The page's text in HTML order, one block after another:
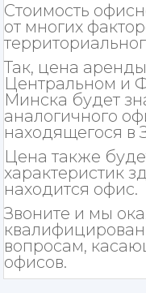
Стоимость
от многих
Так, цена
Центральном и
Минска будет
аналогичного
находящегося в
Цена также
характеристик
находится офис.
Звоните и мы
вопросам,
офисов.